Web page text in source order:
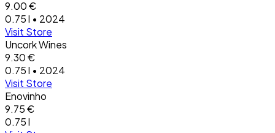
9.00 €
0.75 l • 2024
Visit Store
Uncork Wines
9.30 €
0.75 l • 2024
Visit Store
Enovinho
9.75 €
0.75 l